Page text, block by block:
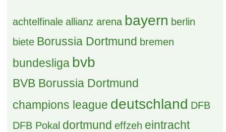
achtelfinale allianz arena bayern berlin
biete Borussia Dortmund bremen
bundesliga bvb
BVB Borussia Dortmund
champions league deutschland DFB
DFB Pokal dortmund effzeh eintracht